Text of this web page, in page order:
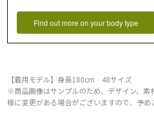
Find out more on your body type
【着用モデル】身長180cm 48サイズ
※商品画像はサンプルのため、デザイン、素
様に変更がある場合がございますので、予め